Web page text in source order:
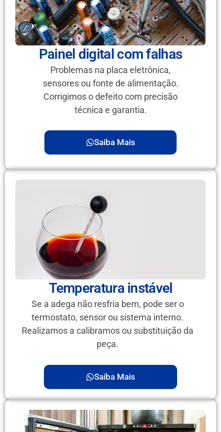
Painel digital com falhas
Problemas na placa eletrônica,
sensores ou fonte de alimentação.
Corrigimos o defeito com precisão
técnica e garantia.
Saiba Mais
Temperatura instável
Se a adega não resfria bem, pode ser o
termostato, sensor ou sistema interno.
Realizamos a calibramos ou substituição da
peça.
Saiba Mais